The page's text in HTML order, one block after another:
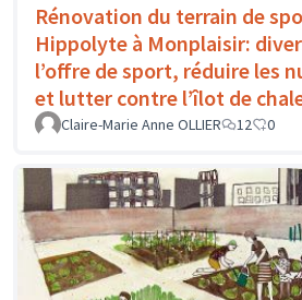
Rénovation du terrain de
Hippolyte à Monplaisir:
l’offre de sport, réduire les
et lutter contre l’îlot de
Claire-Marie Anne OLLIER 12 0